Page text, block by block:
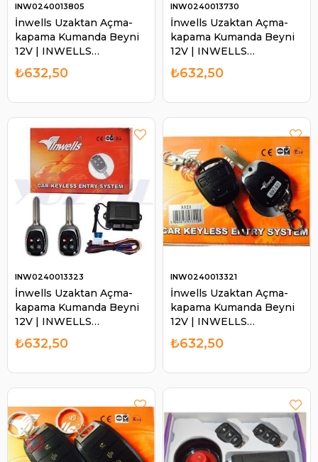
İnwells Uzaktan Açma-
kapama Kumanda Beyni
12V | INWELLS
0240013805
INW0240013805
₺632,50
İnwells Uzaktan Açma-
kapama Kumanda Beyni
12V | INWELLS
0240013730
INW0240013730
₺632,50
İnwells Uzaktan Açma-
kapama Kumanda Beyni
12V | INWELLS
0240013323
INW0240013323
₺632,50
İnwells Uzaktan Açma-
kapama Kumanda Beyni
12V | INWELLS
0240013321
INW0240013321
₺632,50